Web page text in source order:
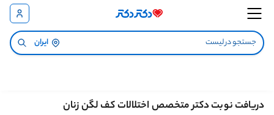
ایران
دریافت نوبت دکتر متخصص اختلالات کف لگن زنان